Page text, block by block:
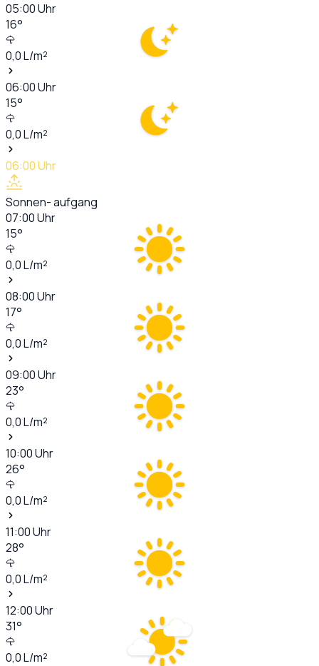
05:00Uhr
16°
0,0L/m²
06:00Uhr
15°
0,0L/m²
06:00Uhr
Sonnen- aufgang
07:00Uhr
15°
0,0L/m²
08:00Uhr
17°
0,0L/m²
09:00Uhr
23°
0,0L/m²
10:00Uhr
26°
0,0L/m²
11:00Uhr
28°
0,0L/m²
12:00Uhr
31°
0,0L/m²